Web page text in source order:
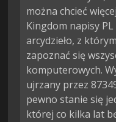
można chcieć
Kingdom napisy PL
arcydzieło, z
zapoznać się
komputerowych.
ujrzany przez
pewno stanie się
której co kilka lat